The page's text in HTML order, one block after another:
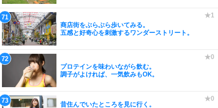
商店街をぶらぶら歩いてみる。
五感と好奇心を刺激するワンダーストリート。
プロテインを味わいながら飲む。
調子がよければ、一気飲みもOK。
昔住んでいたところを見に行く。